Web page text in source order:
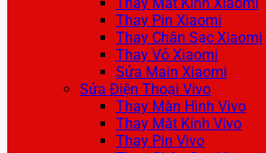
Thay Pin Xiaomi
Thay Chân Sạc Xiaomi
Thay Vỏ Xiaomi
Sửa Main Xiaomi
Sửa Điện Thoại Vivo
Thay Màn Hình Vivo
Thay Mặt Kính Vivo
Thay Pin Vivo